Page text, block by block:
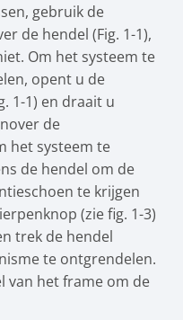
gebruik de
de hendel (Fig. 1-1),
Om het systeem te
opent u de
1-1) en draait u
de
het systeem te
de hendel om de
te krijgen
(zie fig. 1-3)
trek de hendel
te ontgrendelen.
van het frame om de